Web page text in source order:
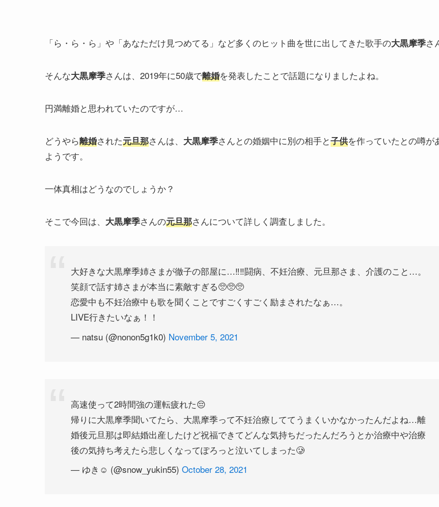
「ら・ら・ら」や「あなただけ見つめてる」など多くのヒット曲を世に出してきた歌手の大黒摩季さ
そんな大黒摩季さんは、2019年に50歳で離婚を発表したことで話題になりましたよね。
円満離婚と思われていたのですが…
どうやら離婚された元旦那さんは、 大黒摩季さんとの婚姻中に別の相手と子供を作っていたとの噂が
ようです。
一体真相はどうなのでしょうか？
そこで今回は、 大黒摩季さんの元旦那さんについて詳しく調査しました。
大好きな大黒摩季姉さまが徹子の部屋に…‼︎‼︎闘病、不妊治療、元旦那さま、介護のこと…。
笑顔で話す姉さまが本当に素敵すぎる🥺🥺🥺
恋愛中も不妊治療中も歌を聞くことですごくすごく励まされたなぁ…。
LIVE行きたいなぁ！！
— natsu (@nonon5g1k0) November 5, 2021
高速使って2時間強の運転疲れた😔
帰りに大黒摩季聞いてたら、大黒摩季って不妊治療しててうまくいかなかったんだよね…離
婚後元旦那は即結婚出産したけど祝福できてどんな気持ちだったんだろうとか治療中や治療
後の気持ち考えたら悲しくなってぽろっと泣いてしまった🥲
— ゆき☺︎ (@snow_yukin55) October 28, 2021